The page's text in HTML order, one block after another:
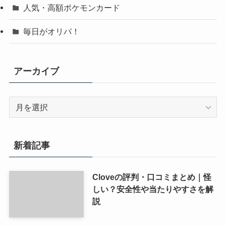
人気・高額ポケモンカード
毎日がオリパ！
アーカイブ
イ
ブ
新着記事
Cloveの評判・口コミまとめ｜怪
しい？安全性や当たりやすさを解
説